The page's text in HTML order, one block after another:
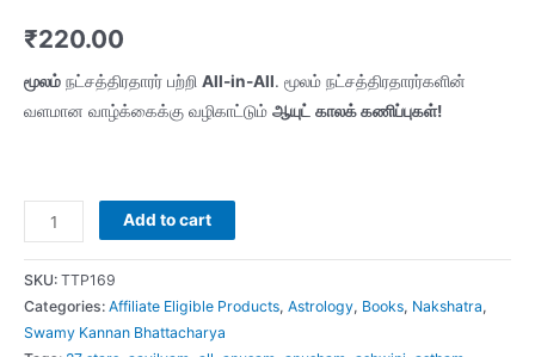
₹220.00
மூலம் நட்சத்திரதாரர் பற்றி All-in-All. மூலம் நட்சத்திரதாரர்களின்
வளமான வாழ்க்கைக்கு வழிகாட்டும் ஆயுட் காலக் கணிப்புகள்!
(Moolam)
மூலம்
-
Arasu
Aalum
Add to cart
SKU: TTP169
Categories: Affiliate Eligible Products, Astrology, Books, Nakshatra,
Swamy Kannan Bhattacharya